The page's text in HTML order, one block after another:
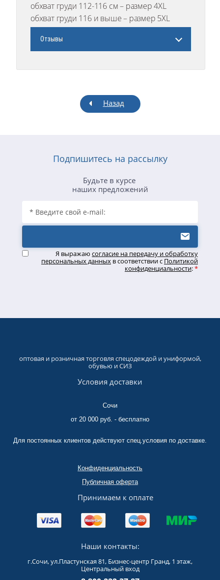
обхват груди 112-116 см – размер 4ХL
обхват груди 116 и выше – размер 5ХL
Отзывы
Назад
Подпишитесь на рассылку
Будьте в курсе
наших предложений
Я выражаю согласие на передачу и обработку
персональных данных в соответствии с Политикой
конфиденциальности:*
оптовая и розничная торговля спецодеждой и униформой,
обувью и СИЗ
Условия доставки
Сочи
от 20 000 руб. - бесплатно
Для постоянных клиентов действуют спец.условия по доставке.
Конфиденциальность
Публичная оферта
Принимаем к оплате
Наши контакты:
г.Сочи, ул.Пластунская 81, Бизнес-центр Гранд, 1 этаж,
Центральный вход